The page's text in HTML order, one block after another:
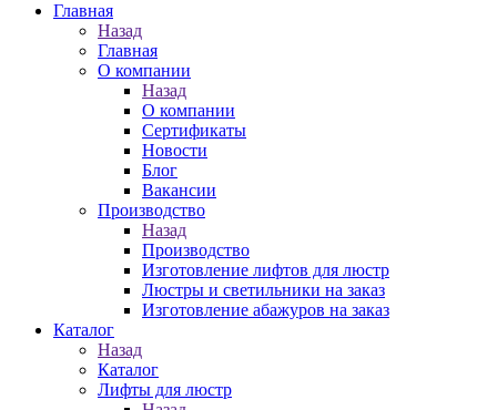
Главная
Назад
Главная
О компании
Назад
О компании
Сертификаты
Новости
Блог
Вакансии
Производство
Назад
Производство
Изготовление лифтов для люстр
Люстры и светильники на заказ
Изготовление абажуров на заказ
Каталог
Назад
Каталог
Лифты для люстр